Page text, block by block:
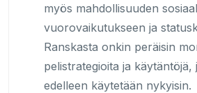
myös mahdollisuuden
vuorovaikutukseen ja
Ranskasta onkin peräisin
pelistrategioita ja käytäntöjä,
edelleen käytetään nykyisin.